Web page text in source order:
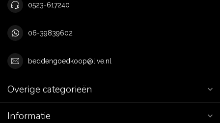
0523-617240
06-39839602
beddengoedkoop@live.nl
Overige categorieën
Informatie